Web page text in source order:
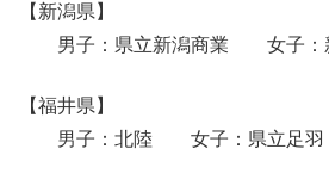
【新潟県】
男子：県立新潟商業 女子：
【福井県】
男子：北陸 女子：県立足羽